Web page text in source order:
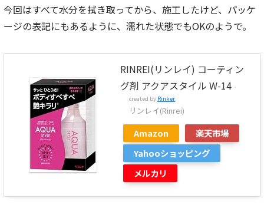
今回はすべて水分を拭き取ってから、施工したけど、パッケ
ージの表記にもあるように、濡れた状態でもOKのようで。
RINREI(リンレイ) コーティン
グ剤 アクアスタイル W-14
created by Rinker
リンレイ(Rinrei)
Amazon
楽天市場
Yahooショッピング
メルカリ